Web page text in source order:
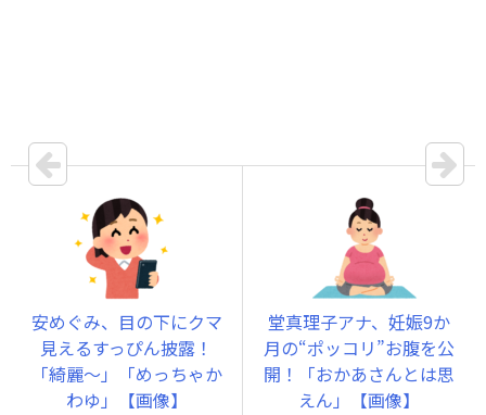
安めぐみ、目の下にクマ
見えるすっぴん披露！
「綺麗～」「めっちゃか
わゆ」【画像】
堂真理子アナ、妊娠9か
月の“ポッコリ”お腹を公
開！「おかあさんとは思
えん」【画像】